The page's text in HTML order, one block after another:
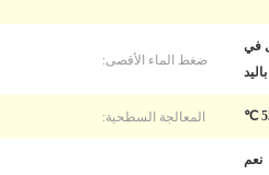
في
ضغط الماء الأقصى:
المعالجة السطحية:
نعم